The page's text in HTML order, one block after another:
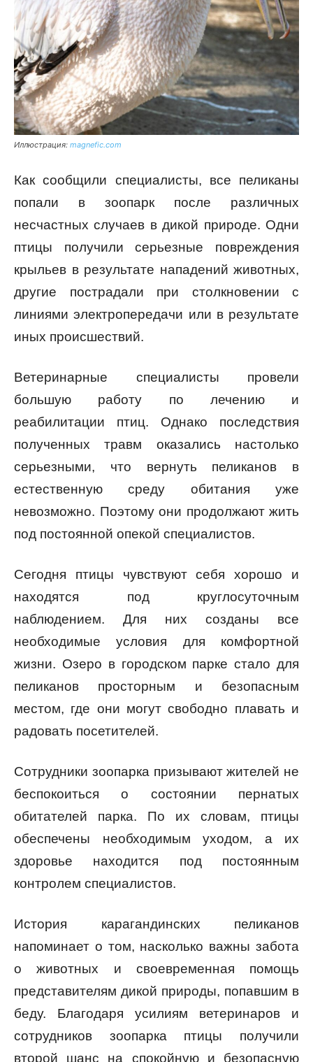
Иллюстрация: magnefic.com
Как сообщили специалисты, все пеликаны
попали в зоопарк после различных
несчастных случаев в дикой природе. Одни
птицы получили серьезные повреждения
крыльев в результате нападений животных,
другие пострадали при столкновении с
линиями электропередачи или в результате
иных происшествий.
Ветеринарные специалисты провели
большую работу по лечению и
реабилитации птиц. Однако последствия
полученных травм оказались настолько
серьезными, что вернуть пеликанов в
естественную среду обитания уже
невозможно. Поэтому они продолжают жить
под постоянной опекой специалистов.
Сегодня птицы чувствуют себя хорошо и
находятся под круглосуточным
наблюдением. Для них созданы все
необходимые условия для комфортной
жизни. Озеро в городском парке стало для
пеликанов просторным и безопасным
местом, где они могут свободно плавать и
радовать посетителей.
Сотрудники зоопарка призывают жителей не
беспокоиться о состоянии пернатых
обитателей парка. По их словам, птицы
обеспечены необходимым уходом, а их
здоровье находится под постоянным
контролем специалистов.
История карагандинских пеликанов
напоминает о том, насколько важны забота
о животных и своевременная помощь
представителям дикой природы, попавшим в
беду. Благодаря усилиям ветеринаров и
сотрудников зоопарка птицы получили
второй шанс на спокойную и безопасную